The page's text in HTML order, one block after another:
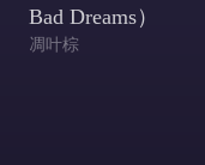
Bad Dreams）
凋叶棕